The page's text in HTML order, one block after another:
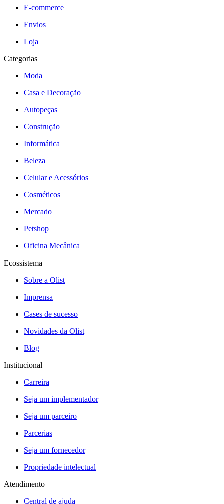
E-commerce
Envios
Loja
Categorias
Moda
Casa e Decoração
Autopeças
Construção
Informática
Beleza
Celular e Acessórios
Cosméticos
Mercado
Petshop
Oficina Mecânica
Ecossistema
Sobre a Olist
Imprensa
Cases de sucesso
Novidades da Olist
Blog
Institucional
Carreira
Seja um implementador
Seja um parceiro
Parcerias
Seja um fornecedor
Propriedade intelectual
Atendimento
Central de ajuda